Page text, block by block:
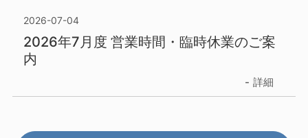
2026-07-04
2026年7月度 営業時間・臨時休業のご案
内
詳細